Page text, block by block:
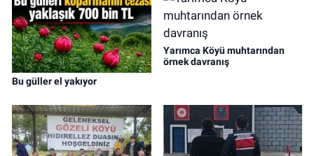
Bu güller el yakıyor
Yarımca Köyü muhtarından
örnek davranış